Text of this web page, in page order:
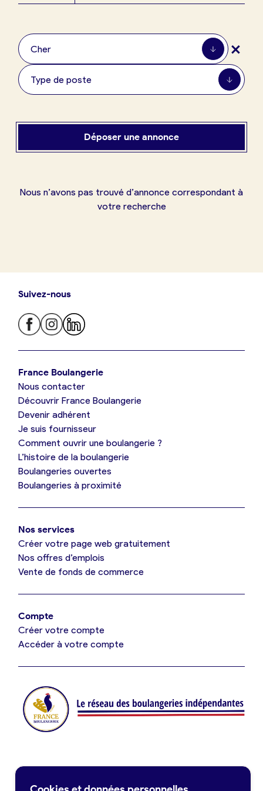
Je trouve ma boulangerie
Je suis boulanger
Je découvre France Boulangerie
Mes tarifs
Je référence ma boulangerie (gratuit)
Offres d’emploi
Je suis fournisseur
Je crée mon compte
Je crée mon compte Connexion
Cher +
Type de poste
Déposer une annonce
Nous n’avons pas trouvé d’annonce correspondant à
votre recherche
Suivez-nous
France Boulangerie
Nous contacter
Découvrir France Boulangerie
Devenir adhérent
Je suis fournisseur
Comment ouvrir une boulangerie ?
L’histoire de la boulangerie
Boulangeries ouvertes
Boulangeries à proximité
Nos services
Créer votre page web gratuitement
Nos offres d’emplois
Vente de fonds de commerce
Compte
Créer votre compte
Accéder à votre compte